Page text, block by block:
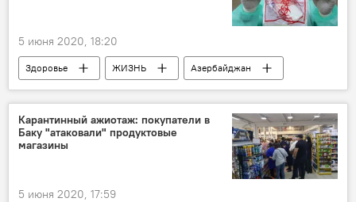
5 июня 2020, 18:20
Здоровье ЖИЗНЬ
Азербайджан
Новости
Карантинный ажиотаж: покупатели в
Баку "атаковали" продуктовые
магазины
5 июня 2020, 17:59